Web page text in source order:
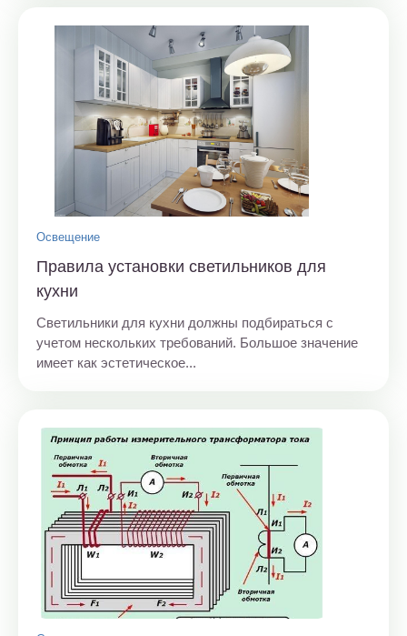
Освещение
Правила установки светильников для
кухни
Светильники для кухни должны подбираться с
учетом нескольких требований. Большое значение
имеет как эстетическое...